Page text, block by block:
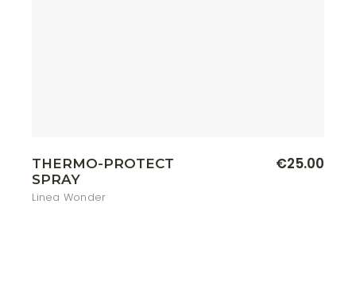
THERMO-PROTECT
SPRAY
Linea Wonder
€25.00